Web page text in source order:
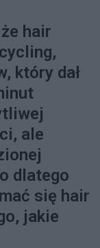
hair
który dał
ale
dlatego
się hair
jakie